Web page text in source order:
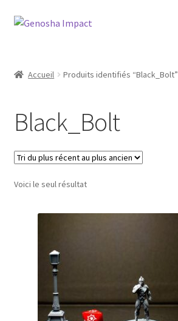
Aller
navigation
Aller
Checkout
My account
Shop
Wishlist
Accueil Produits identifiés “Black_Bolt”
Black_Bolt
Voici le seul résultat